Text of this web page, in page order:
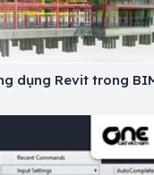
dụng Revit trong